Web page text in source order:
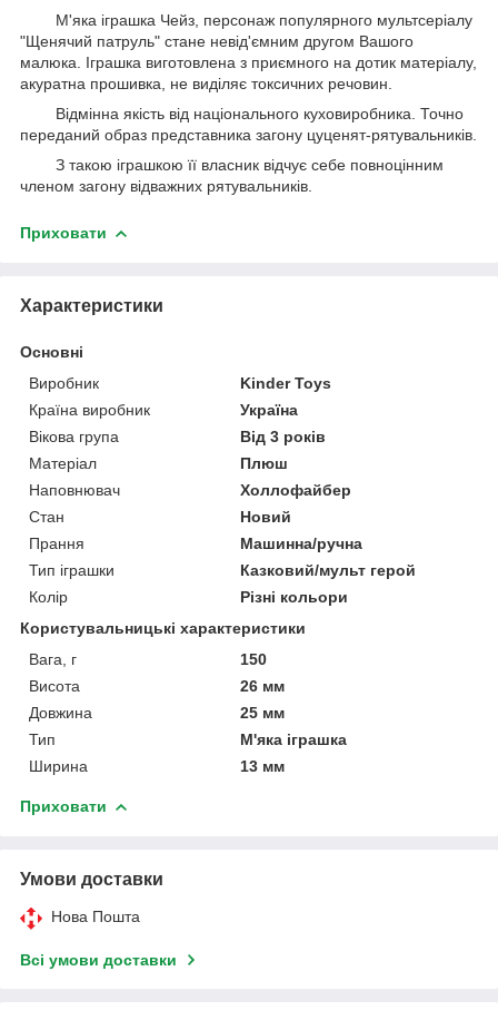
М'яка іграшка Чейз, персонаж популярного мультсеріалу
"Щенячий патруль" стане невід'ємним другом Вашого
малюка. Іграшка виготовлена з приємного на дотик матеріалу,
акуратна прошивка, не виділяє токсичних речовин.
Відмінна якість від національного куховиробника. Точно
переданий образ представника загону цуценят-рятувальників.
З такою іграшкою її власник відчує себе повноцінним
членом загону відважних рятувальників.
Приховати
Характеристики
Основні
Виробник
Kinder Toys
Країна виробник
Україна
Вікова група
Від 3 років
Матеріал
Плюш
Наповнювач
Холлофайбер
Стан
Новий
Прання
Машинна/ручна
Тип іграшки
Казковий/мульт герой
Колір
Різні кольори
Користувальницькі характеристики
Вага, г
150
Висота
26 мм
Довжина
25 мм
Тип
М'яка іграшка
Ширина
13 мм
Приховати
Умови доставки
Нова Пошта
Всі умови доставки